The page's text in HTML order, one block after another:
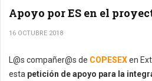
Apoyo por ES en el
16 OCTUBRE 2018
L@s compañer@s de COPESEXen
esta petición de apoyo para la